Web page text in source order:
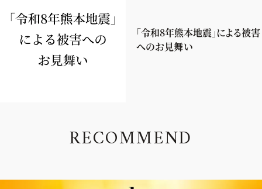
「令和8年熊本地震」による被害
へのお見舞い
RECOMMEND